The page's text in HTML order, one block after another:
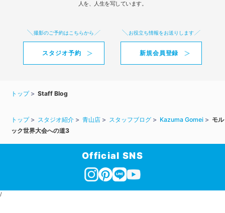
人を、人生を写しています。
撮影のご予約はこちらから
スタジオ予約
お役立ち情報をお送りします
新規会員登録
トップ Staff Blog
トップ スタジオ紹介 青山店 スタッフブログ Kazuma Gomei
モル
ック世界大会への道3
Official SNS
/